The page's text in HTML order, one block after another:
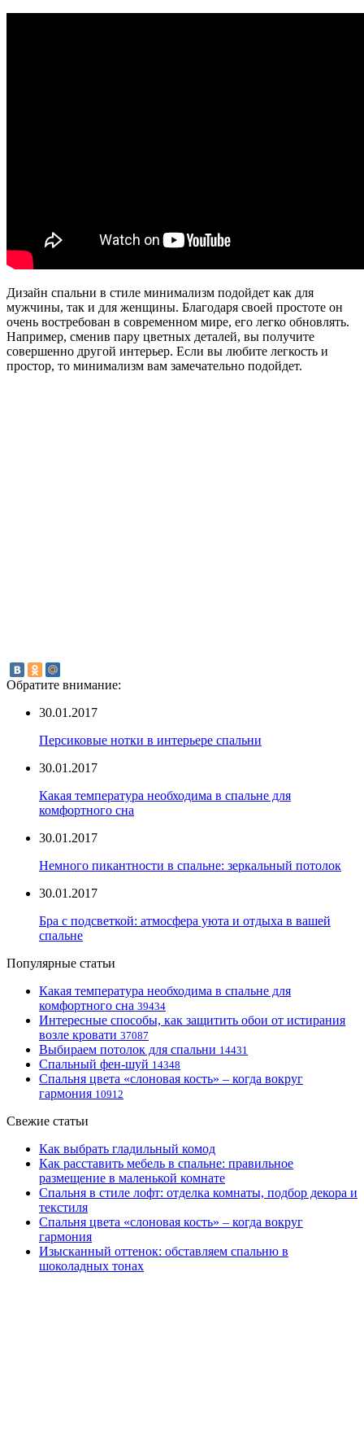
Дизайн спальни в стиле минимализм подойдет как для
мужчины, так и для женщины. Благодаря своей простоте он
очень востребован в современном мире, его легко обновлять.
Например, сменив пару цветных деталей, вы получите
совершенно другой интерьер. Если вы любите легкость и
простор, то минимализм вам замечательно подойдет.
Обратите внимание:
30.01.2017
Персиковые нотки в интерьере спальни
30.01.2017
Какая температура необходима в спальне для
комфортного сна
30.01.2017
Немного пикантности в спальне: зеркальный потолок
30.01.2017
Бра с подсветкой: атмосфера уюта и отдыха в вашей
спальне
Популярные статьи
Какая температура необходима в спальне для
комфортного сна 39434
Интересные способы, как защитить обои от истирания
возле кровати 37087
Выбираем потолок для спальни 14431
Спальный фен-шуй 14348
Спальня цвета «слоновая кость» – когда вокруг
гармония 10912
Свежие статьи
Как выбрать гладильный комод
Как расставить мебель в спальне: правильное
размещение в маленькой комнате
Спальня в стиле лофт: отделка комнаты, подбор декора и
текстиля
Спальня цвета «слоновая кость» – когда вокруг
гармония
Изысканный оттенок: обставляем спальню в
шоколадных тонах